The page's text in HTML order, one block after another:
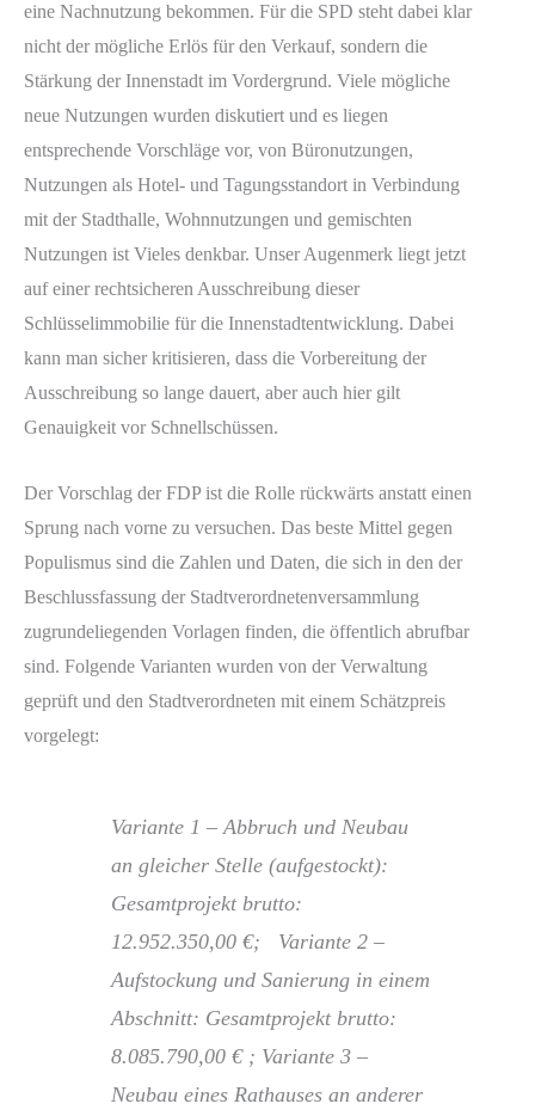
eine Nachnutzung bekommen. Für die SPD steht dabei klar
nicht der mögliche Erlös für den Verkauf, sondern die
Stärkung der Innenstadt im Vordergrund. Viele mögliche
neue Nutzungen wurden diskutiert und es liegen
entsprechende Vorschläge vor, von Büronutzungen,
Nutzungen als Hotel- und Tagungsstandort in Verbindung
mit der Stadthalle, Wohnnutzungen und gemischten
Nutzungen ist Vieles denkbar. Unser Augenmerk liegt jetzt
auf einer rechtsicheren Ausschreibung dieser
Schlüsselimmobilie für die Innenstadtentwicklung. Dabei
kann man sicher kritisieren, dass die Vorbereitung der
Ausschreibung so lange dauert, aber auch hier gilt
Genauigkeit vor Schnellschüssen.
Der Vorschlag der FDP ist die Rolle rückwärts anstatt einen
Sprung nach vorne zu versuchen. Das beste Mittel gegen
Populismus sind die Zahlen und Daten, die sich in den der
Beschlussfassung der Stadtverordnetenversammlung
zugrundeliegenden Vorlagen finden, die öffentlich abrufbar
sind. Folgende Varianten wurden von der Verwaltung
geprüft und den Stadtverordneten mit einem Schätzpreis
vorgelegt:
Variante 1 – Abbruch und Neubau
an gleicher Stelle (aufgestockt):
Gesamtprojekt brutto:
12.952.350,00 €; Variante 2 –
Aufstockung und Sanierung in einem
Abschnitt: Gesamtprojekt brutto:
8.085.790,00 € ; Variante 3 –
Neubau eines Rathauses an anderer